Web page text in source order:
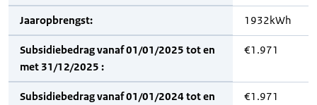
Jaaropbrengst: 1932kWh
Subsidiebedrag vanaf 01/01/2025 tot en
met 31/12/2025 :
€1.971
Subsidiebedrag vanaf 01/01/2024 tot en
€1.971